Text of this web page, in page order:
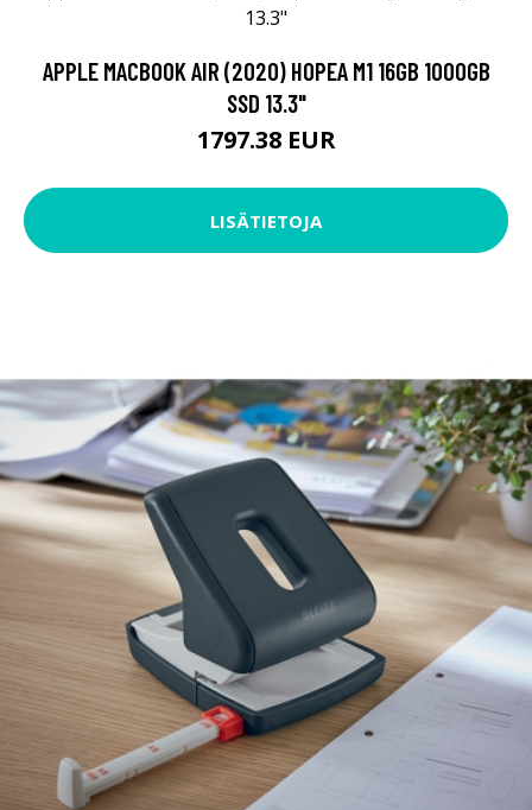
APPLE MACBOOK AIR (2020) HOPEA M1 16GB 1000GB
SSD 13.3"
1797.38 EUR
LISÄTIETOJA